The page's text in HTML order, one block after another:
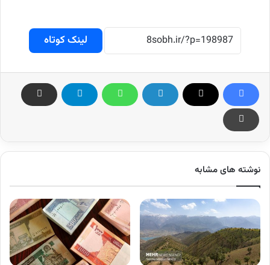
لینک کوتاه
نوشته های مشابه